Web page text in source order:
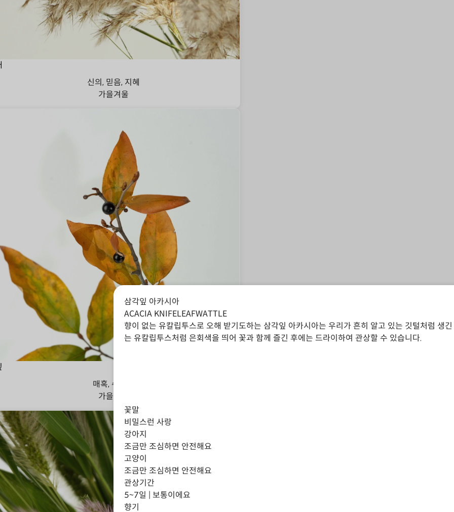
신의, 믿음, 지혜
가을겨울
매혹, 수줍음
가을
삼각잎 아카시아
ACACIA KNIFELEAFWATTLE
향이 없는 유칼립투스로 오해 받기도하는 삼각잎 아카시아는 우리가 흔히 알고 있는 깃털처럼
는 유칼립투스처럼 은회색을 띄어 꽃과 함께 즐긴 후에는 드라이하여 관상할 수 있습니다.
꽃말
비밀스런 사랑
강아지
조금만 조심하면 안전해요
고양이
조금만 조심하면 안전해요
관상기간
5~7일 | 보통이에요
향기